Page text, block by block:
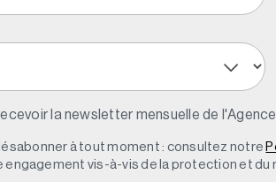
la newsletter mensuelle de
à tout moment : consultez notre
engagement vis-à-vis de la protection et du